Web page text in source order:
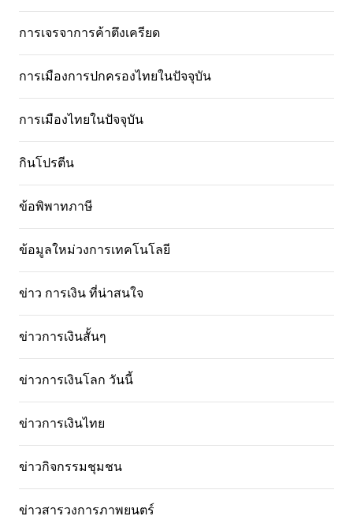
การเจรจาการค้าตึงเครียด
การเมืองการปกครองไทยในปัจจุบัน
การเมืองไทยในปัจจุบัน
กินโปรตีน
ข้อพิพาทภาษี
ข้อมูลใหม่วงการเทคโนโลยี
ข่าว การเงิน ที่น่าสนใจ
ข่าวการเงินสั้นๆ
ข่าวการเงินโลก วันนี้
ข่าวการเงินไทย
ข่าวกิจกรรมชุมชน
ข่าวสารวงการภาพยนตร์